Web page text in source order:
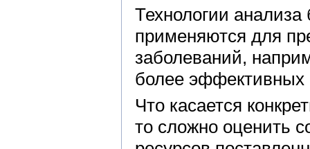
Технологии
применяются для
заболеваний,
более эффективных
Что касается
то сложно оценить